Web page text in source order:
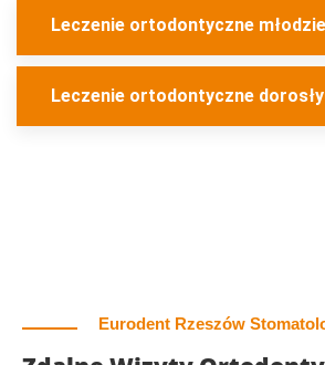
Leczenie ortodontyczne
Leczenie ortodontyczne
Eurodent Rzeszów